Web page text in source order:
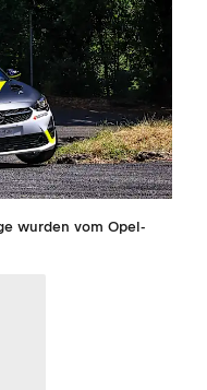
wurden vom Opel-